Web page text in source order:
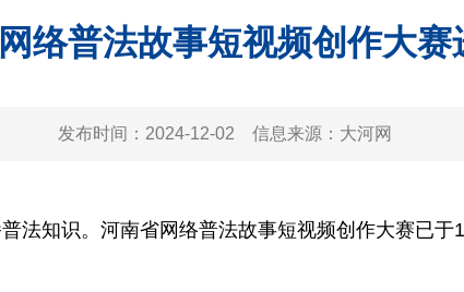
络普法故事短视频创作大赛
发布时间： 2024-12-02 信息来源： 大河网
知识。河南省网络普法故事短视频创作大赛已于